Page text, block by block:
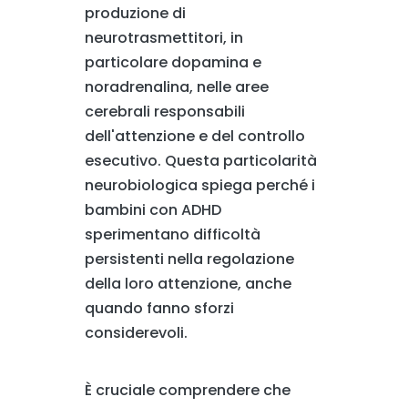
produzione di
neurotrasmettitori, in
particolare dopamina e
noradrenalina, nelle aree
cerebrali responsabili
dell'attenzione e del controllo
esecutivo. Questa particolarità
neurobiologica spiega perché i
bambini con ADHD
sperimentano difficoltà
persistenti nella regolazione
della loro attenzione, anche
quando fanno sforzi
considerevoli.
È cruciale comprendere che